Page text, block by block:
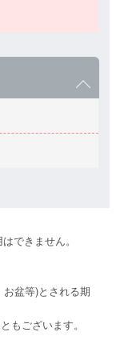
できません。
お盆等)とされる期
もございます。